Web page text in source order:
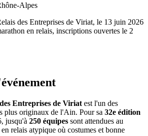
Alpes
des Entreprises de Viriat, le 13 juin 2026
en relais, inscriptions ouvertes le 2
Entreprises de Viriat est l'un des
plus originaux de l'Ain. Pour sa 32e édition
jusqu'à 250 équipes sont attendues au
relais atypique où costumes et bonne